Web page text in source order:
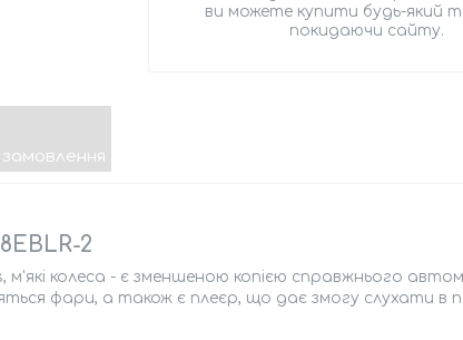
ви можете купити будь-який
покидаючи сайту.
замовлення
2
м'які колеса - є зменшеною копією справжнього
фари, а також є плеєр, що дає змогу слухати в